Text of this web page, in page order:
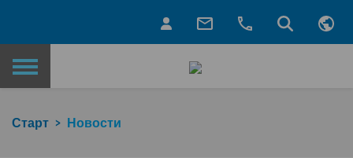
Назад на главную страницу
Старт Новости